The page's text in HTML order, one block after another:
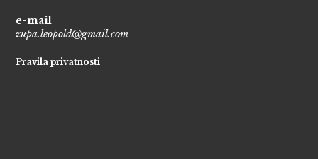
e-mail
zupa.leopold@gmail.com
Pravila privatnosti